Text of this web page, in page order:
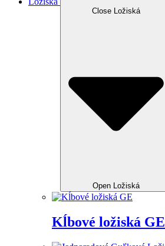
Close Ložiská
Open Ložiská
Kĺbové ložiská GE